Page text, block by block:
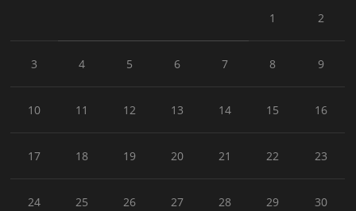
1 2
3 4 5 6 7 8 9
10 11 12 13 14 15 16
17 18 19 20 21 22 23
24 25 26 27 28 29 30